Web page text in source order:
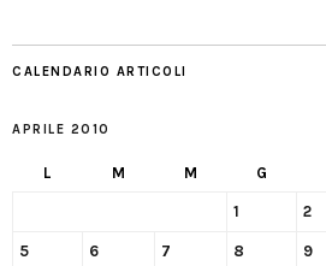
CALENDARIO ARTICOLI
APRILE 2010
L M M G
1 2
5 6 7 8 9